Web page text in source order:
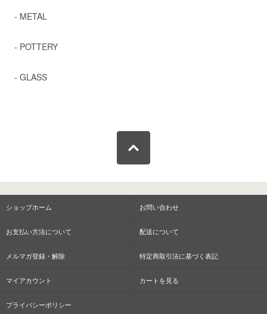
- METAL
- POTTERY
- GLASS
ショップホーム お問い合わせ
お支払い方法について 配送について
メルマガ登録・解除 特定商取引法に基づく表記
マイアカウント カートを見る
プライバシーポリシー